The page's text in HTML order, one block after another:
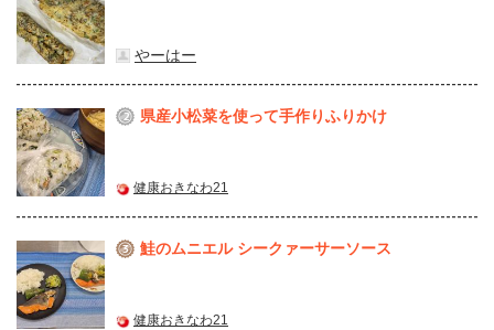
やーはー
2 県産⼩松菜を使って⼿作りふりかけ
健康おきなわ21
3 鮭のムニエル シークァーサーソース
健康おきなわ21